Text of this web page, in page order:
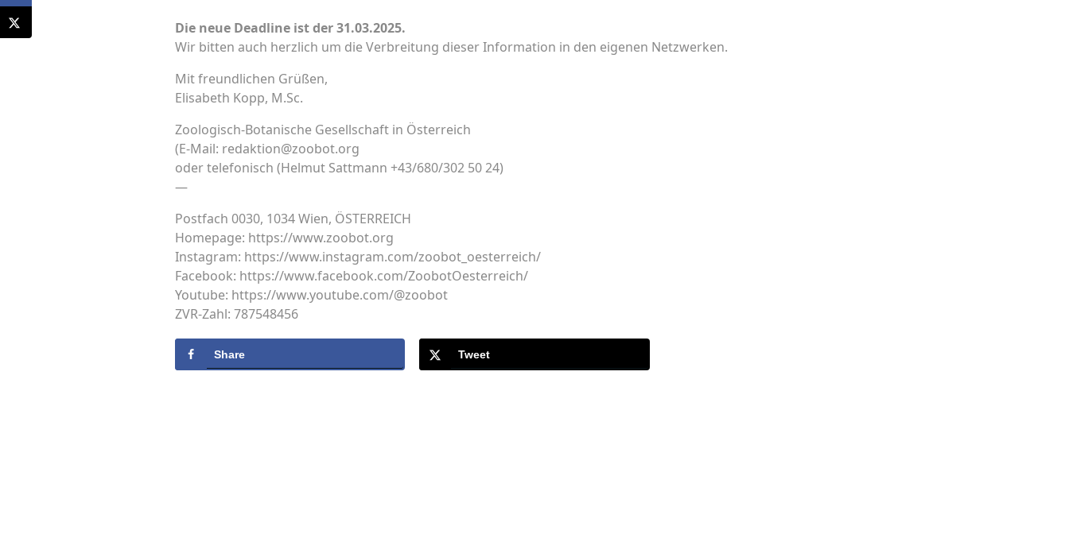
Die neue Deadline ist der 31.03.2025.
Wir bitten auch herzlich um die Verbreitung dieser Information in den eigenen Netzwerken.
Mit freundlichen Grüßen,
Elisabeth Kopp, M.Sc.
Zoologisch-Botanische Gesellschaft in Österreich
(E-Mail: redaktion@zoobot.org
oder telefonisch (Helmut Sattmann +43/680/302 50 24)
—
Postfach 0030, 1034 Wien, ÖSTERREICH
Homepage: https://www.zoobot.org
Instagram: https://www.instagram.com/zoobot_oesterreich/
Facebook: https://www.facebook.com/ZoobotOesterreich/
Youtube: https://www.youtube.com/@zoobot
ZVR-Zahl: 787548456
Share Tweet